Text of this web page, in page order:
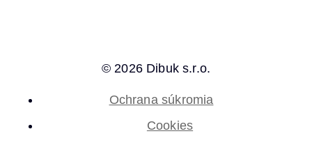
© 2026 Dibuk s.r.o.
Ochrana súkromia
Cookies